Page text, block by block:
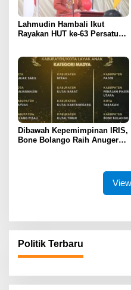
Lahmudin Hambali Ikut
Rayakan HUT ke-63 Persatuan
Dibawah Kepemimpinan IRIS,
Bone Bolango Raih Anugerah
Politik Terbaru